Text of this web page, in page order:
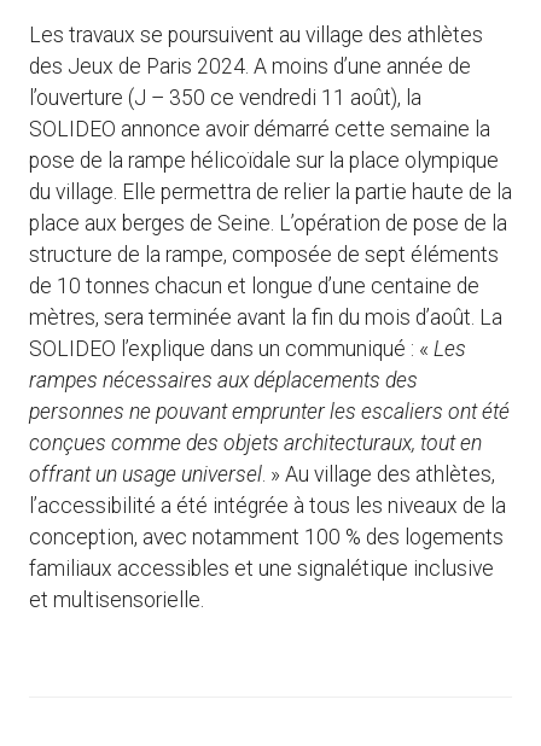
Les travaux se poursuivent au village des athlètes
des Jeux de Paris 2024. A moins d’une année de
l’ouverture (J – 350 ce vendredi 11 août), la
SOLIDEO annonce avoir démarré cette semaine la
pose de la rampe hélicoïdale sur la place olympique
du village. Elle permettra de relier la partie haute de la
place aux berges de Seine. L’opération de pose de la
structure de la rampe, composée de sept éléments
de 10 tonnes chacun et longue d’une centaine de
mètres, sera terminée avant la fin du mois d’août. La
SOLIDEO l’explique dans un communiqué : « Les
rampes nécessaires aux déplacements des
personnes ne pouvant emprunter les escaliers ont été
conçues comme des objets architecturaux, tout en
offrant un usage universel. » Au village des athlètes,
l’accessibilité a été intégrée à tous les niveaux de la
conception, avec notamment 100 % des logements
familiaux accessibles et une signalétique inclusive
et multisensorielle.